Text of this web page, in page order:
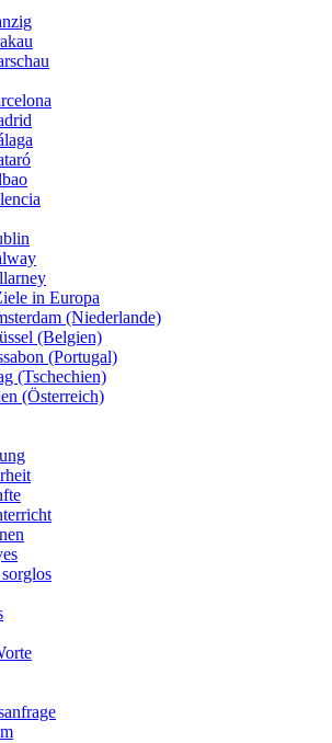
in Europa
(Niederlande)
(Belgien)
(Portugal)
(Tschechien)
(Österreich)